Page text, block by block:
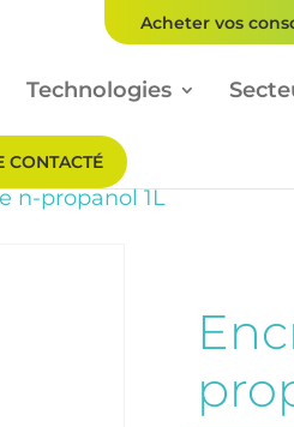
Acheter vos
Technologies
CONTACTÉ
n-propanol 1L